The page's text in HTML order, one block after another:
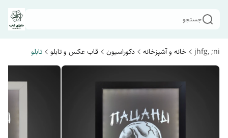
جستجو
jhfg, ;ni خانه و آشپزخانه دکوراسیون قاب عکس و تابلو تابلو